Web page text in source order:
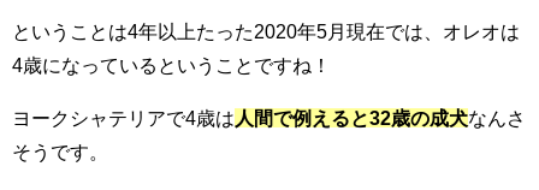
ということは4年以上たった2020年5月現在では、オレオは
4歳になっているということですね！
ヨークシャテリアで4歳は 人間で例えると32歳の成犬なんさ
そうです。